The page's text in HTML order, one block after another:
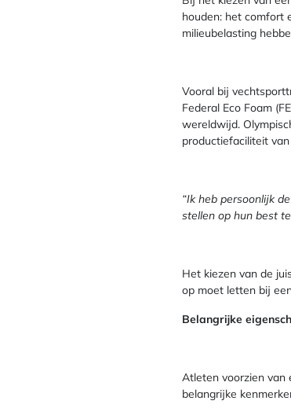
houden: het comfort
milieubelasting
Vooral bij
Federal Eco Foam
wereldwijd.
productiefaciliteit
“Ik heb persoonlijk
stellen op hun best
Het kiezen van de
op moet letten bij
Belangrijke
Atleten voorzien van
belangrijke